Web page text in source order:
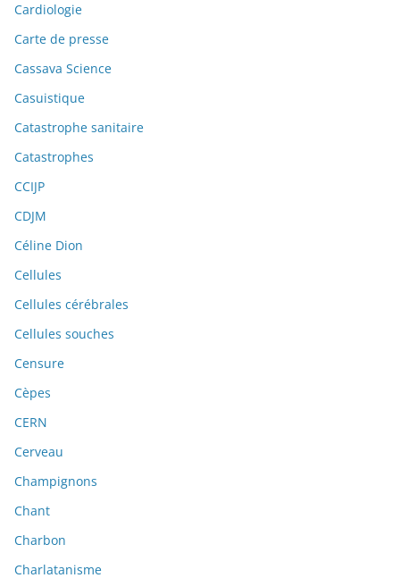
Cardiologie
Carte de presse
Cassava Science
Casuistique
Catastrophe sanitaire
Catastrophes
CCIJP
CDJM
Céline Dion
Cellules
Cellules cérébrales
Cellules souches
Censure
Cèpes
CERN
Cerveau
Champignons
Chant
Charbon
Charlatanisme